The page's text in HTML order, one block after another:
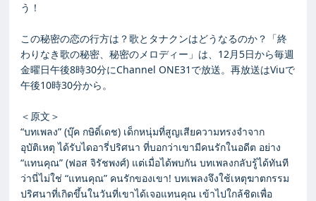
う！
この秘密の恋の行方は？歌とタナクンはどうなるのか？「終
わりなき歌の秘密、秘密のメロディー」は、12月5日から毎週
金曜日午後8時30分にChannel ONE31で放送。再放送はViuで
午後10時30分から。
＜原文＞
“บทเพลง” (บุ๊ค กษิดิ์เดช) เด็กหนุ่มที่สูญเสียความทรงจำจาก
อุบัติเหตุ ได้รับไดอารี่ปริศนา ที่บอกว่าเขามีคนรักในอดีต อย่าง
“แทนคุณ” (ฟอส จิรัชพงศ์) แต่เมื่อได้พบกัน บทเพลงกลับรู้ได้ทันที
ว่านี่ไม่ใช่ “แทนคุณ” คนรักของเขา! บทเพลงจึงใช้เหตุฆาตกรรม
ปริศนาที่เกิดขึ้นในวันที่เขาได้เจอแทนคุณ เข้าไปใกล้ชิดเพื่อ